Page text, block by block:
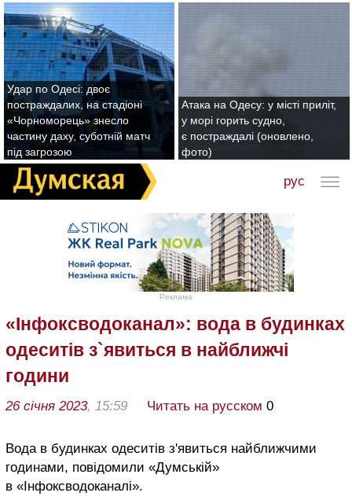
Удар по Одесі: двоє
постраждалих, на стадіоні
«Чорноморець» знесло
частину даху, суботній матч
під загрозою
Атака на Одесу: у місті приліт,
у морі горить судно,
є постраждалі (оновлено,
фото)
рус
Реклама
«Інфоксводоканал»: вода в будинках
одеситів з`явиться в найближчі
години
26 січня 2023, 15:59 Читать на русском 0
Вода в будинках одеситів з'явиться найближчими
годинами, повідомили «Думській»
в «Інфоксводоканалі».